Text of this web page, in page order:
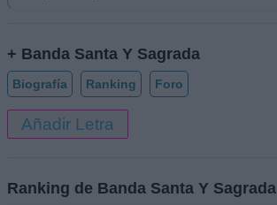
+ Banda Santa Y Sagrada
Biografía Ranking Foro
Añadir Letra
Ranking de Banda Santa Y Sagrada